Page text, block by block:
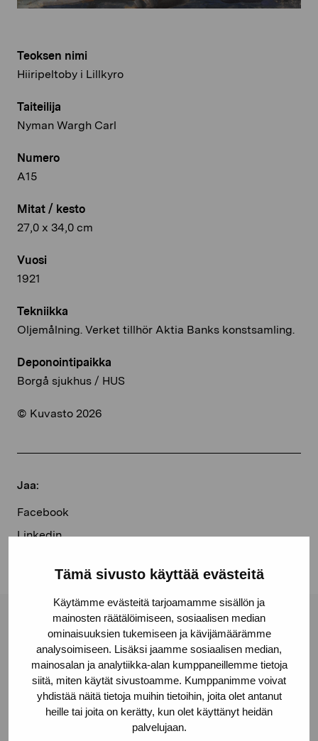
Tämä sivusto käyttää evästeitä
Käytämme evästeitä tarjoamamme sisällön ja
mainosten räätälöimiseen, sosiaalisen median
ominaisuuksien tukemiseen ja kävijämäärämme
analysoimiseen. Lisäksi jaamme sosiaalisen median,
mainosalan ja analytiikka-alan kumppaneillemme tietoja
siitä, miten käytät sivustoamme. Kumppanimme voivat
yhdistää näitä tietoja muihin tietoihin, joita olet antanut
heille tai joita on kerätty, kun olet käyttänyt heidän
palvelujaan.
Teoksen nimi
Hiiripeltoby i Lillkyro
Taiteilija
Nyman Wargh Carl
Numero
A15
Mitat / kesto
27,0 x 34,0 cm
Vuosi
1921
Tekniikka
Oljemålning. Verket tillhör Aktia Banks konstsamling.
Deponointipaikka
Borgå sjukhus / HUS
© Kuvasto 2026
Jaa:
Facebook
Linkedin
Pro Artibus -säätiö
Kustaa Vaasan katu 11
10600 Tammisaari
proartibus@proartibus.fi